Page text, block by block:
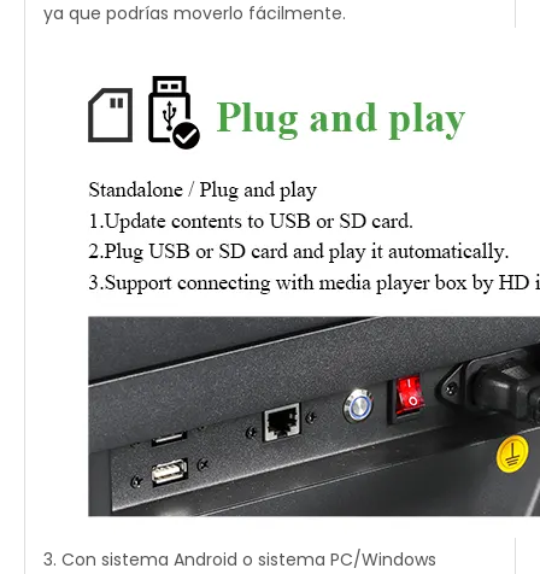
ya que podrías moverlo fácilmente.
3. Con sistema Android o sistema PC/Windows